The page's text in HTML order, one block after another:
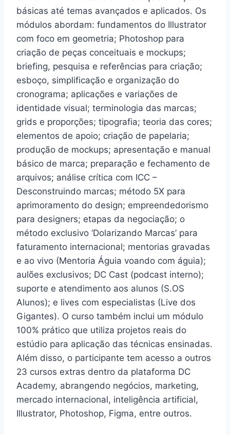
básicas até temas avançados e aplicados. Os
módulos abordam: fundamentos do Illustrator
com foco em geometria; Photoshop para
criação de peças conceituais e mockups;
briefing, pesquisa e referências para criação;
esboço, simplificação e organização do
cronograma; aplicações e variações de
identidade visual; terminologia das marcas;
grids e proporções; tipografia; teoria das cores;
elementos de apoio; criação de papelaria;
produção de mockups; apresentação e manual
básico de marca; preparação e fechamento de
arquivos; análise crítica com ICC –
Desconstruindo marcas; método 5X para
aprimoramento do design; empreendedorismo
para designers; etapas da negociação; o
método exclusivo ‘Dolarizando Marcas’ para
faturamento internacional; mentorias gravadas
e ao vivo (Mentoria Águia voando com águia);
aulões exclusivos; DC Cast (podcast interno);
suporte e atendimento aos alunos (S.OS
Alunos); e lives com especialistas (Live dos
Gigantes). O curso também inclui um módulo
100% prático que utiliza projetos reais do
estúdio para aplicação das técnicas ensinadas.
Além disso, o participante tem acesso a outros
23 cursos extras dentro da plataforma DC
Academy, abrangendo negócios, marketing,
mercado internacional, inteligência artificial,
Illustrator, Photoshop, Figma, entre outros.